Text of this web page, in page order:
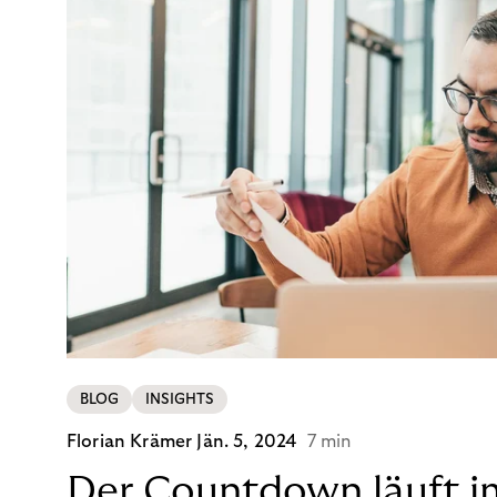
BLOG INSIGHTS
Florian Krämer Jän. 5, 2024 7 min